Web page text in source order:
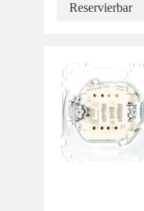
Reservierbar